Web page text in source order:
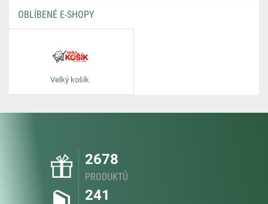
OBLÍBENÉ E-SHOPY
Velký košík
2678
PRODUKTŮ
241